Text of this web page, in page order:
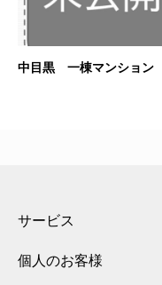
中目黒 一棟マンション
サービス
個人のお客様